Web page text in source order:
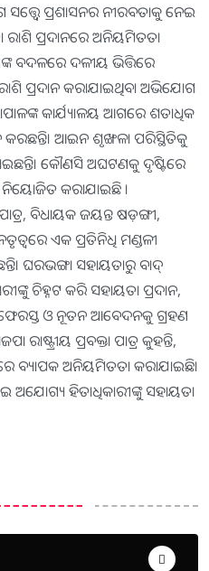
ସତ୍ତ୍ବେ ପ୍ରଶାସନର ନୀରବତାକୁ ନେଇ
ରାଶି ପ୍ରଦାନରେ ଅନିୟମିତତା
ବଦଳରେ ଦଳୀୟ ଭିତ୍ତିରେ
ପ୍ରଦାନ କରାଯାଇଥିବା ଅଭିଯୋଗ
କାର୍ଯ୍ୟାଳୟ ଆଗରେ ଶତାଧିକ
କରଛନ୍ତି। ଆଇନ ଶୃଙ୍ଖଳା ପରିସ୍ଥିତିକୁ
କୌଣସି ଅଘଟଣକୁ ଦୃଷ୍ଟିରେ
ନିୟୋଜିତ କରାଯାଇଛି ।
ବିଧାୟକ ଜୟନ୍ତ ଷଡ଼ଙ୍ଗୀ,
ଏକ ପ୍ରତିନିଧି ମଣ୍ଡଳୀ
ଘରଭଙ୍ଗା ସହାୟତାରୁ ବାଦ୍‌
ଚିହ୍ନଟ କରି ସହାୟତା ପ୍ରଦାନ,
ଫେରସ୍ତ ଓ ନୂତନ ଆବେଦନକୁ ଗ୍ରହଣ
ପ୍ରବକ୍ତା ପାତ୍ର କୁହନ୍ତି,
ବ୍ୟାପକ ଅନିୟମିତତା କରାଯାଇଛି।
ଅଯୋଗ୍ୟ ହିତାଧିକାରୀଙ୍କୁ ସହାୟତା